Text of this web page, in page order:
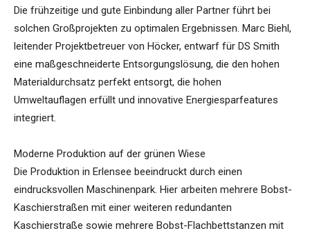
Die frühzeitige und gute Einbindung aller Partner führt bei
solchen Großprojekten zu optimalen Ergebnissen. Marc Biehl,
leitender Projektbetreuer von Höcker, entwarf für DS Smith
eine maßgeschneiderte Entsorgungslösung, die den hohen
Materialdurchsatz perfekt entsorgt, die hohen
Umweltauflagen erfüllt und innovative Energiesparfeatures
integriert.
Moderne Produktion auf der grünen Wiese
Die Produktion in Erlensee beeindruckt durch einen
eindrucksvollen Maschinenpark. Hier arbeiten mehrere Bobst-
Kaschierstraßen mit einer weiteren redundanten
Kaschierstraße sowie mehrere Bobst-Flachbettstanzen mit